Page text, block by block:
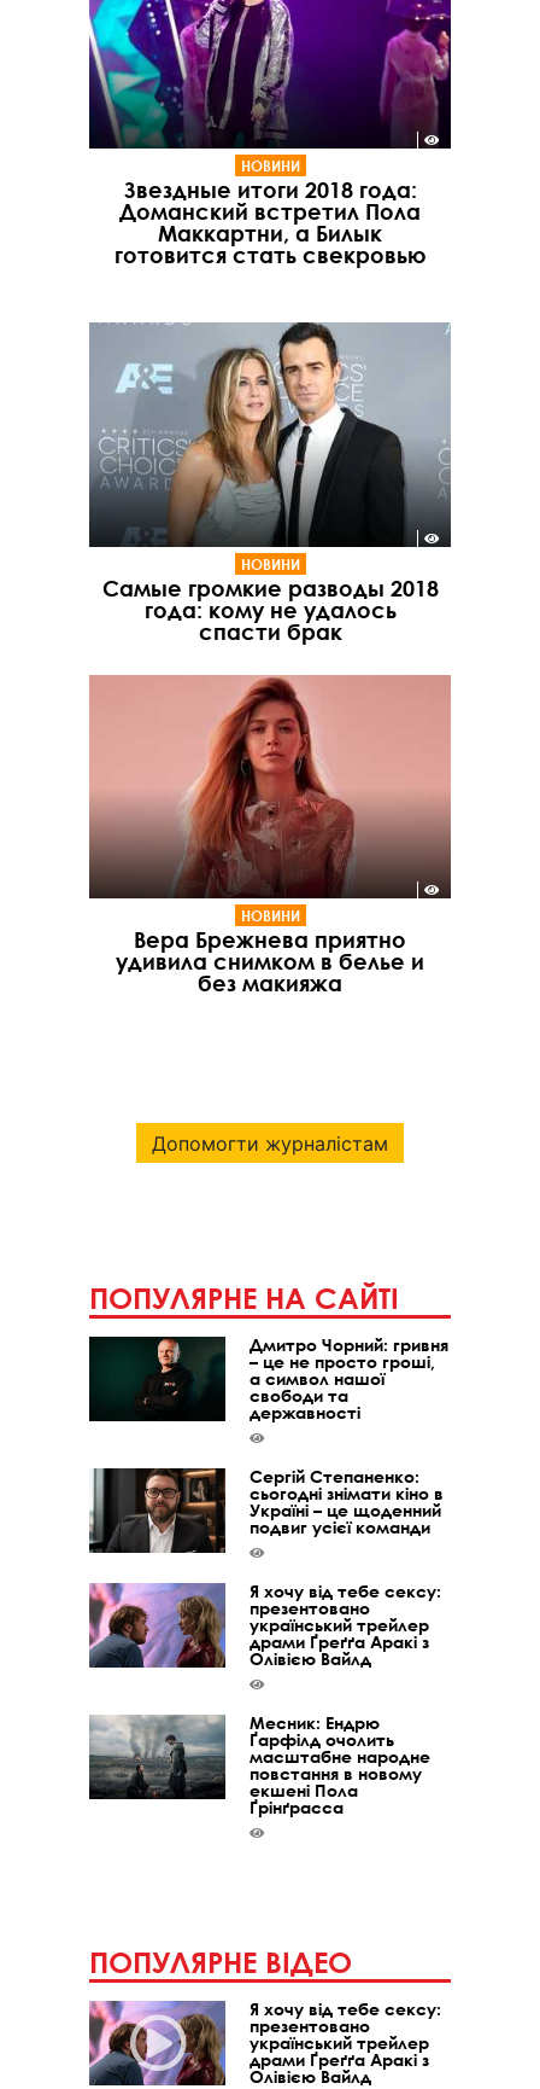
НОВИНИ
Звездные итоги 2018 года:
Доманский встретил Пола
Маккартни, а Билык
готовится стать свекровью
НОВИНИ
Самые громкие разводы 2018
года: кому не удалось
спасти брак
НОВИНИ
Вера Брежнева приятно
удивила снимком в белье и
без макияжа
Допомогти журналістам
ПОПУЛЯРНЕ НА САЙТІ
Дмитро Чорний: гривня
– це не просто гроші,
а символ нашої
свободи та
державності
Сергій Степаненко:
сьогодні знімати кіно в
Україні – це щоденний
подвиг усієї команди
Я хочу від тебе сексу:
презентовано
український трейлер
драми Ґреґґа Аракі з
Олівією Вайлд
Месник: Ендрю
Ґарфілд очолить
масштабне народне
повстання в новому
екшені Пола
Ґрінґрасса
ПОПУЛЯРНЕ ВІДЕО
Я хочу від тебе сексу:
презентовано
український трейлер
драми Ґреґґа Аракі з
Олівією Вайлд